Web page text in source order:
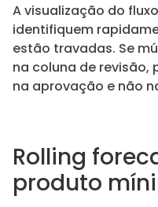
A visualização do
identifiquem
estão travadas. Se
na coluna de revisão,
na aprovação e não
Rolling
produto